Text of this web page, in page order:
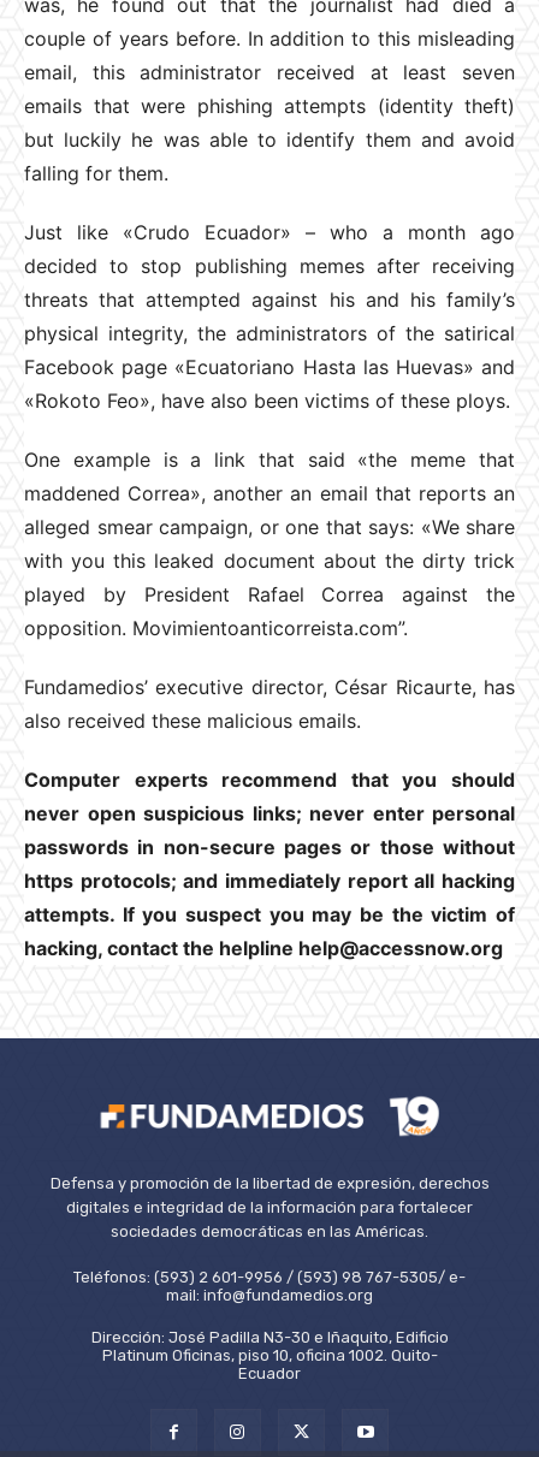
was, he found out that the journalist had died a
couple of years before. In addition to this misleading
email, this administrator received at least seven
emails that were phishing attempts (identity theft)
but luckily he was able to identify them and avoid
falling for them.
Just like «Crudo Ecuador» – who a month ago
decided to stop publishing memes after receiving
threats that attempted against his and his family’s
physical integrity, the administrators of the satirical
Facebook page «Ecuatoriano Hasta las Huevas» and
«Rokoto Feo», have also been victims of these ploys.
One example is a link that said «the meme that
maddened Correa», another an email that reports an
alleged smear campaign, or one that says: «We share
with you this leaked document about the dirty trick
played by President Rafael Correa against the
opposition. Movimientoanticorreista.com”.
Fundamedios’ executive director, César Ricaurte, has
also received these malicious emails.
Computer experts recommend that you should
never open suspicious links; never enter personal
passwords in non-secure pages or those without
https protocols; and immediately report all hacking
attempts. If you suspect you may be the victim of
hacking, contact the helpline help@accessnow.org
Defensa y promoción de la libertad de expresión, derechos
digitales e integridad de la información para fortalecer
sociedades democráticas en las Américas.
Teléfonos: (593) 2 601-9956 / (593) 98 767-5305/ e-
mail: info@fundamedios.org
Dirección: José Padilla N3-30 e Iñaquito, Edificio
Platinum Oficinas, piso 10, oficina 1002. Quito-
Ecuador